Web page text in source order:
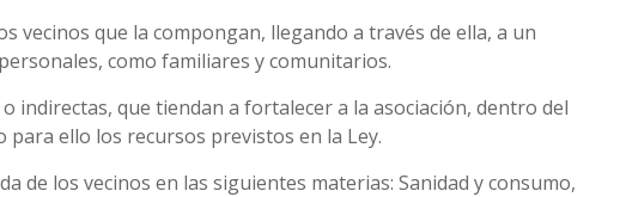
vecinos que la compongan, llegando a través de ella, a un
como familiares y comunitarios.
indirectas, que tiendan a fortalecer a la asociación, dentro del
ello los recursos previstos en la Ley.
de los vecinos en las siguientes materias: Sanidad y consumo,